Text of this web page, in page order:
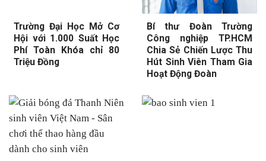
Trường Đại Học Mở Cơ
Hội với 1.000 Suất Học
Phí Toàn Khóa chỉ 80
Triệu Đồng
Bí thư Đoàn Trường
Công nghiệp TP.HCM
Chia Sẻ Chiến Lược Thu
Hút Sinh Viên Tham Gia
Hoạt Động Đoàn